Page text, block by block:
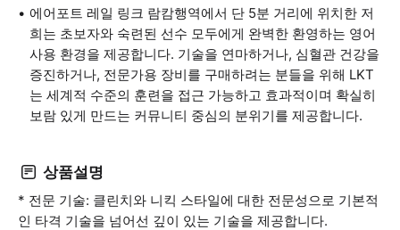
에어포트 레일 링크 람캄행역에서 단 5분 거리에 위치한 저
희는 초보자와 숙련된 선수 모두에게 완벽한 환영하는 영어
사용 환경을 제공합니다. 기술을 연마하거나, 심혈관 건강을
증진하거나, 전문가용 장비를 구매하려는 분들을 위해 LKT
는 세계적 수준의 훈련을 접근 가능하고 효과적이며 확실히
보람 있게 만드는 커뮤니티 중심의 분위기를 제공합니다.
상품설명
* 전문 기술: 클린치와 니킥 스타일에 대한 전문성으로 기본적
인 타격 기술을 넘어선 깊이 있는 기술을 제공합니다.